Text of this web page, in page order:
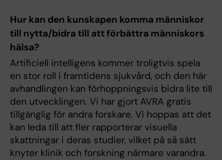
Hur kan den kunskapen komma människor
till nytta/bidra till att förbättra människors
hälsa?
Artificiell intelligens kommer troligtvis spela
en stor roll i framtidens sjukvård, och den här
avhandlingen kan förhoppningsvis bidra lite till
den utvecklingen. Vi har gjort AVRA gratis
tillgänglig för andra forskare. Vi hoppas att det
kan leda till att fler rapporterar visuella
skattningar i deras studier, vilket på så sätt
knyter klinik och forskning närmare varandra.